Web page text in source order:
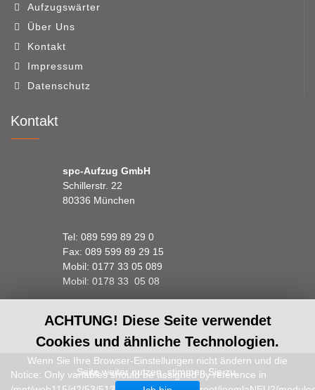
Aufzugswärter
Über Uns
Kontakt
Impressum
Datenschutz
Kontakt
spc-Aufzug GmbH
Schillerstr. 22
80336 München
Tel: 089 599 89 29 0
Fax: 089 599 89 29 15
Mobil: 0177 33 05 089
Mobil: 0178 33 05 08
Notice: Only variables should be assigned by reference in
ACHTUNG! Diese Seite verwendet
Cookies und ähnliche Technologien.
Wenn Sie Ihre Browser-Einstellungen nicht ändern und die
Seite weiter nutzen, stimmen Sie zu.